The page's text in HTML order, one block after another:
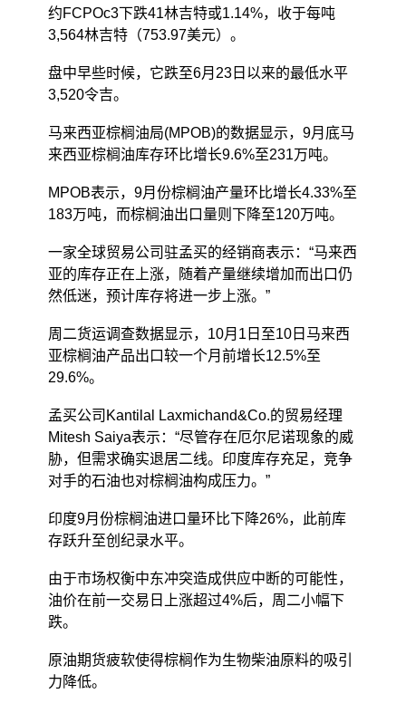
约FCPOc3下跌41林吉特或1.14%，收于每吨
3,564林吉特（753.97美元）。
盘中早些时候，它跌至6月23日以来的最低水平
3,520令吉。
马来西亚棕榈油局(MPOB)的数据显示，9月底马
来西亚棕榈油库存环比增长9.6%至231万吨。
MPOB表示，9月份棕榈油产量环比增长4.33%至
183万吨，而棕榈油出口量则下降至120万吨。
一家全球贸易公司驻孟买的经销商表示：“马来西
亚的库存正在上涨，随着产量继续增加而出口仍
然低迷，预计库存将进一步上涨。”
周二货运调查数据显示，10月1日至10日马来西
亚棕榈油产品出口较一个月前增长12.5%至
29.6%。
孟买公司Kantilal Laxmichand&Co.的贸易经理
Mitesh Saiya表示：“尽管存在厄尔尼诺现象的威
胁，但需求确实退居二线。印度库存充足，竞争
对手的石油也对棕榈油构成压力。”
印度9月份棕榈油进口量环比下降26%，此前库
存跃升至创纪录水平。
由于市场权衡中东冲突造成供应中断的可能性，
油价在前一交易日上涨超过4%后，周二小幅下
跌。
原油期货疲软使得棕榈作为生物柴油原料的吸引
力降低。